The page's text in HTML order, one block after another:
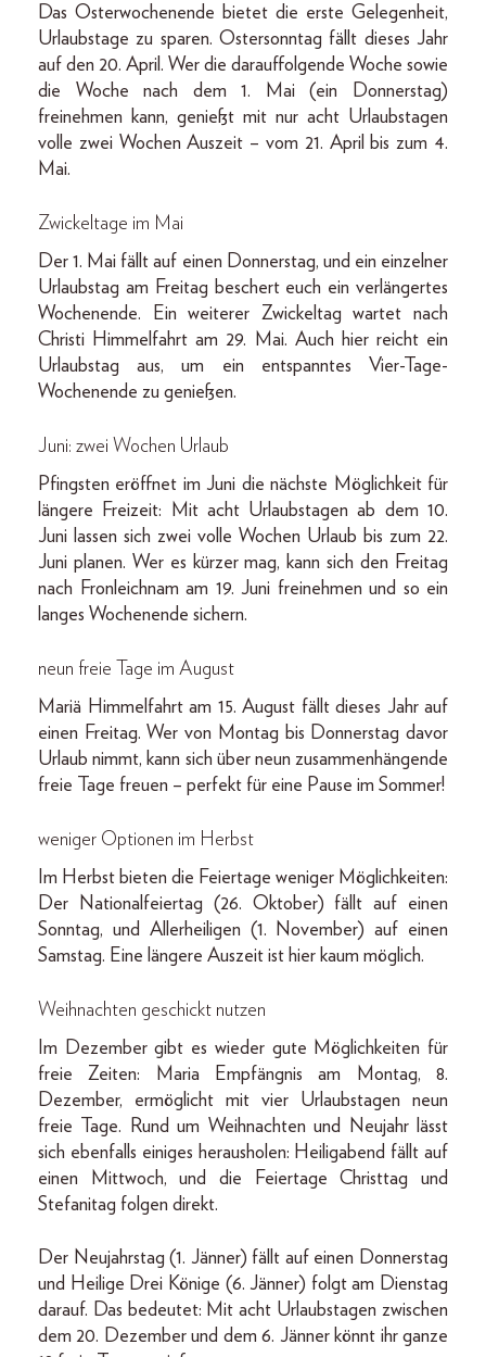
Das Osterwochenende bietet die erste Gelegenheit,
Urlaubstage zu sparen. Ostersonntag fällt dieses Jahr
auf den 20. April. Wer die darauffolgende Woche sowie
die Woche nach dem 1. Mai (ein Donnerstag)
freinehmen kann, genießt mit nur acht Urlaubstagen
volle zwei Wochen Auszeit – vom 21. April bis zum 4.
Mai.
Zwickeltage im Mai
Der 1. Mai fällt auf einen Donnerstag, und ein einzelner
Urlaubstag am Freitag beschert euch ein verlängertes
Wochenende. Ein weiterer Zwickeltag wartet nach
Christi Himmelfahrt am 29. Mai. Auch hier reicht ein
Urlaubstag aus, um ein entspanntes Vier-Tage-
Wochenende zu genießen.
Juni: zwei Wochen Urlaub
Pfingsten eröffnet im Juni die nächste Möglichkeit für
längere Freizeit: Mit acht Urlaubstagen ab dem 10.
Juni lassen sich zwei volle Wochen Urlaub bis zum 22.
Juni planen. Wer es kürzer mag, kann sich den Freitag
nach Fronleichnam am 19. Juni freinehmen und so ein
langes Wochenende sichern.
neun freie Tage im August
Mariä Himmelfahrt am 15. August fällt dieses Jahr auf
einen Freitag. Wer von Montag bis Donnerstag davor
Urlaub nimmt, kann sich über neun zusammenhängende
freie Tage freuen – perfekt für eine Pause im Sommer!
weniger Optionen im Herbst
Im Herbst bieten die Feiertage weniger Möglichkeiten:
Der Nationalfeiertag (26. Oktober) fällt auf einen
Sonntag, und Allerheiligen (1. November) auf einen
Samstag. Eine längere Auszeit ist hier kaum möglich.
Weihnachten geschickt nutzen
Im Dezember gibt es wieder gute Möglichkeiten für
freie Zeiten: Maria Empfängnis am Montag, 8.
Dezember, ermöglicht mit vier Urlaubstagen neun
freie Tage. Rund um Weihnachten und Neujahr lässt
sich ebenfalls einiges herausholen: Heiligabend fällt auf
einen Mittwoch, und die Feiertage Christtag und
Stefanitag folgen direkt.
Der Neujahrstag (1. Jänner) fällt auf einen Donnerstag
und Heilige Drei Könige (6. Jänner) folgt am Dienstag
darauf. Das bedeutet: Mit acht Urlaubstagen zwischen
dem 20. Dezember und dem 6. Jänner könnt ihr ganze